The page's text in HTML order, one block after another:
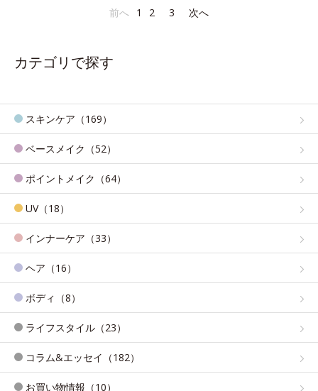
前へ 1 2 3 次へ
カテゴリで探す
スキンケア（169）
ベースメイク（52）
ポイントメイク（64）
UV（18）
インナーケア（33）
ヘア（16）
ボディ（8）
ライフスタイル（23）
コラム&エッセイ（182）
お買い物情報（10）